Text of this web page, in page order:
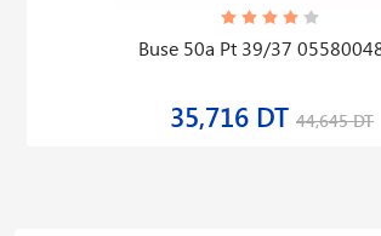
Buse 50a Pt 39/37
35,716 DT 44,645 DT